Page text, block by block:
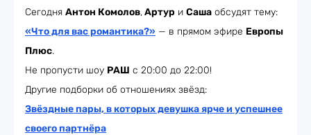
Сегодня Антон Комолов,Артур и Саша обсудят тему:
«Что для вас романтика?» — в прямом эфире Европы
Плюс.
Не пропусти шоу РАШ с 20:00 до 22:00!
Другие подборки об отношениях звёзд:
Звёздные пары, в которых девушка ярче и успешнее
своего партнёра